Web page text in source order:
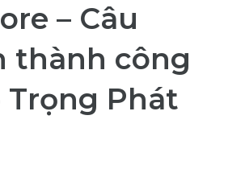
– Câu
thành công
Phát